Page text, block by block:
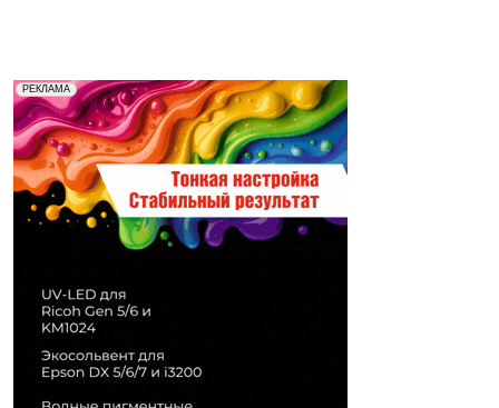
РЕКЛАМА
Реклама. Рекламодатель ООО "Передовые Системы
Печати" erid: 2SDnjd2d4Qz